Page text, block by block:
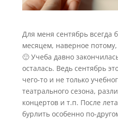
Для меня сентябрь всегда
месяцем, наверное
🙂 Учеба давно
осталась. Ведь сентябрь
чего-то и не только
театрального сезона,
концертов и т.п. После
бурлить особенно по-